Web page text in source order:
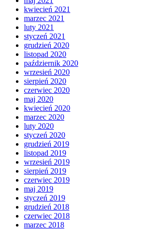
kwiecień 2021
marzec 2021
luty 2021
styczeń 2021
grudzień 2020
listopad 2020
październik 2020
wrzesień 2020
sierpień 2020
czerwiec 2020
maj 2020
kwiecień 2020
marzec 2020
luty 2020
styczeń 2020
grudzień 2019
listopad 2019
wrzesień 2019
sierpień 2019
czerwiec 2019
maj 2019
styczeń 2019
grudzień 2018
czerwiec 2018
marzec 2018